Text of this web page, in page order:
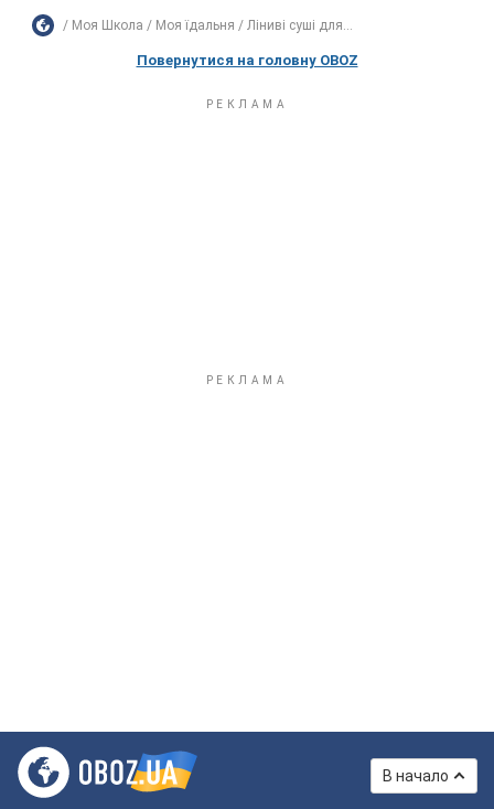
Моя Школа Моя їдальня Ліниві суші для...
Повернутися на головну OBOZ
В начало